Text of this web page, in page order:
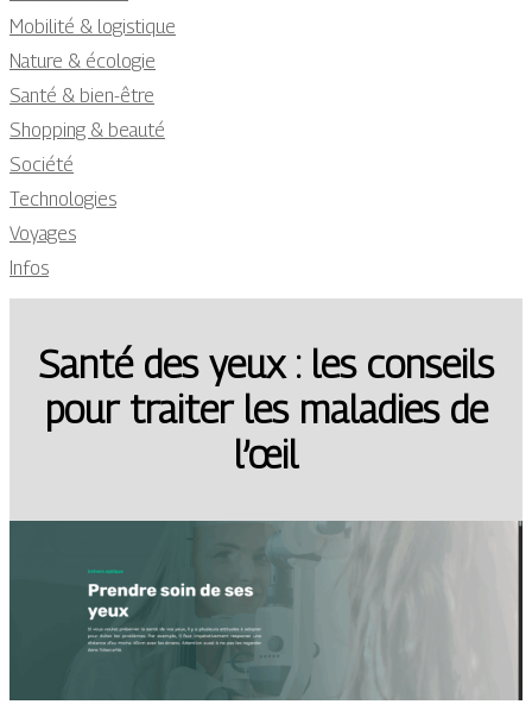
Mobilité & logistique
Nature & écologie
Santé & bien-être
Shopping & beauté
Société
Technologies
Voyages
Infos
Santé des yeux : les conseils
pour traiter les maladies de
l’œil